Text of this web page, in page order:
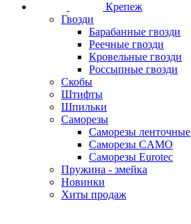
Крепеж
Гвозди
Барабанные гвозди
Реечные гвозди
Кровельные гвозди
Россыпные гвозди
Скобы
Штифты
Шпильки
Саморезы
Саморезы ленточные
Саморезы CAMO
Саморезы Eurotec
Пружина - змейка
Новинки
Хиты продаж